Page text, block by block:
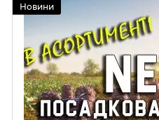
Загальні рекомендації щодо
Новини